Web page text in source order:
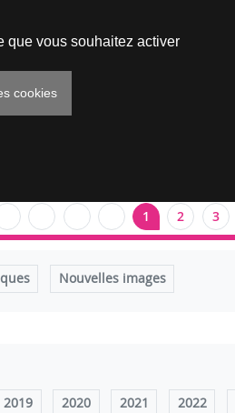
1 2 3
Nouvelles images
2019 2020 2021 2022
que vous souhaitez activer
cookies